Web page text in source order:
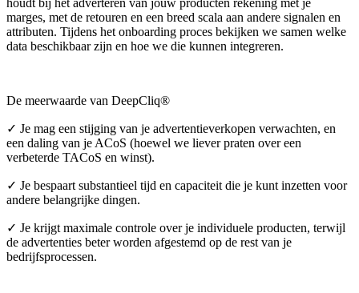
marges, met de retouren en een breed scala aan andere signalen en
attributen. Tijdens het onboarding proces bekijken we samen welke
data beschikbaar zijn en hoe we die kunnen integreren.
De meerwaarde van DeepCliq®
✓ Je mag een stijging van je advertentieverkopen verwachten, en
een daling van je ACoS (hoewel we liever praten over een
verbeterde TACoS en winst).
✓ Je bespaart substantieel tijd en capaciteit die je kunt inzetten voor
andere belangrijke dingen.
✓ Je krijgt maximale controle over je individuele producten, terwijl
de advertenties beter worden afgestemd op de rest van je
bedrijfsprocessen.